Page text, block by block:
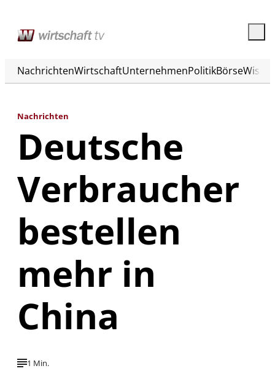
NachrichtenWirtschaftUnternehmenPolitikBörse
Nachrichten
Deutsche
Verbraucher
bestellen
mehr in
China
1 Min.